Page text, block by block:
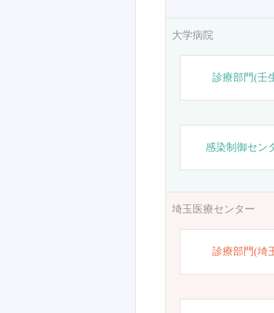
大学病院
診療部門(壬
感染制御セン
埼玉医療センター
診療部門(埼